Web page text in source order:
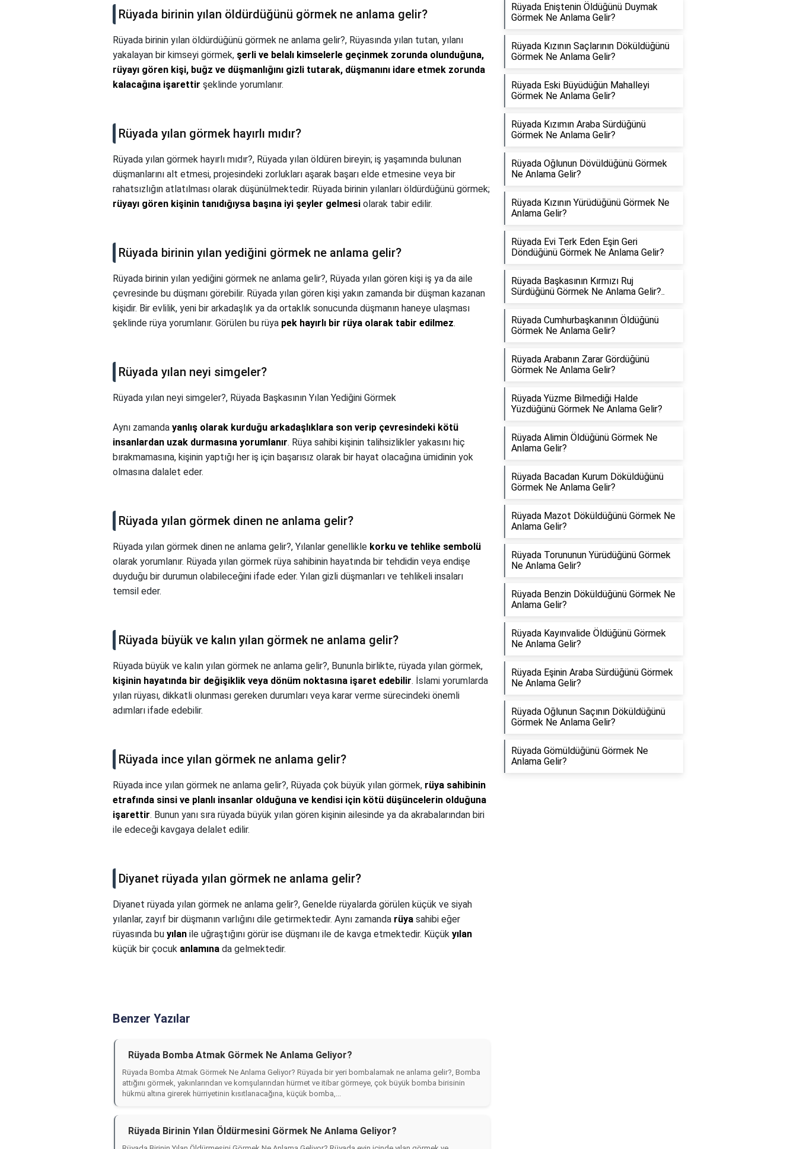
Rüyada birinin yılan öldürdüğünü görmek ne anlama gelir?
Rüyada birinin yılan öldürdüğünü görmek ne anlama gelir?, Rüyasında yılan tutan, yılanı
yakalayan bir kimseyi görmek, şerli ve belalı kimselerle geçinmek zorunda olunduğuna,
rüyayı gören kişi, buğz ve düşmanlığını gizli tutarak, düşmanını idare etmek zorunda
kalacağına işarettir şeklinde yorumlanır.
Rüyada yılan görmek hayırlı mıdır?
Rüyada yılan görmek hayırlı mıdır?, Rüyada yılan öldüren bireyin; iş yaşamında bulunan
düşmanlarını alt etmesi, projesindeki zorlukları aşarak başarı elde etmesine veya bir
rahatsızlığın atlatılması olarak düşünülmektedir. Rüyada birinin yılanları öldürdüğünü görmek;
rüyayı gören kişinin tanıdığıysa başına iyi şeyler gelmesi olarak tabir edilir.
Rüyada birinin yılan yediğini görmek ne anlama gelir?
Rüyada birinin yılan yediğini görmek ne anlama gelir?, Rüyada yılan gören kişi iş ya da aile
çevresinde bu düşmanı görebilir. Rüyada yılan gören kişi yakın zamanda bir düşman kazanan
kişidir. Bir evlilik, yeni bir arkadaşlık ya da ortaklık sonucunda düşmanın haneye ulaşması
şeklinde rüya yorumlanır. Görülen bu rüya pek hayırlı bir rüya olarak tabir edilmez.
Rüyada yılan neyi simgeler?
Rüyada yılan neyi simgeler?, Rüyada Başkasının Yılan Yediğini Görmek
Aynı zamanda yanlış olarak kurduğu arkadaşlıklara son verip çevresindeki kötü
insanlardan uzak durmasına yorumlanır. Rüya sahibi kişinin talihsizlikler yakasını hiç
bırakmamasına, kişinin yaptığı her iş için başarısız olarak bir hayat olacağına ümidinin yok
olmasına dalalet eder.
Rüyada yılan görmek dinen ne anlama gelir?
Rüyada yılan görmek dinen ne anlama gelir?, Yılanlar genellikle korku ve tehlike sembolü
olarak yorumlanır. Rüyada yılan görmek rüya sahibinin hayatında bir tehdidin veya endişe
duyduğu bir durumun olabileceğini ifade eder. Yılan gizli düşmanları ve tehlikeli insaları
temsil eder.
Rüyada büyük ve kalın yılan görmek ne anlama gelir?
Rüyada büyük ve kalın yılan görmek ne anlama gelir?, Bununla birlikte, rüyada yılan görmek,
kişinin hayatında bir değişiklik veya dönüm noktasına işaret edebilir. İslami yorumlarda
yılan rüyası, dikkatli olunması gereken durumları veya karar verme sürecindeki önemli
adımları ifade edebilir.
Rüyada ince yılan görmek ne anlama gelir?
Rüyada ince yılan görmek ne anlama gelir?, Rüyada çok büyük yılan görmek, rüya sahibinin
etrafında sinsi ve planlı insanlar olduğuna ve kendisi için kötü düşüncelerin olduğuna
işarettir. Bunun yanı sıra rüyada büyük yılan gören kişinin ailesinde ya da akrabalarından biri
ile edeceği kavgaya delalet edilir.
Diyanet rüyada yılan görmek ne anlama gelir?
Diyanet rüyada yılan görmek ne anlama gelir?, Genelde rüyalarda görülen küçük ve siyah
yılanlar, zayıf bir düşmanın varlığını dile getirmektedir. Aynı zamanda rüya sahibi eğer
rüyasında bu yılan ile uğraştığını görür ise düşmanı ile de kavga etmektedir. Küçük yılan
küçük bir çocuk anlamına da gelmektedir.
Benzer Yazılar
Rüyada Bomba Atmak Görmek Ne Anlama Geliyor?
Rüyada Bomba Atmak Görmek Ne Anlama Geliyor? Rüyada bir yeri bombalamak ne anlama gelir?, Bomba
attığını görmek, yakınlarından ve komşularından hürmet ve itibar görmeye, çok büyük bomba birisinin
hükmü altına girerek hürriyetinin kısıtlanacağına, küçük bomba,...
Rüyada Birinin Yılan Öldürmesini Görmek Ne Anlama Geliyor?
Rüyada Eniştenin Öldüğünü Duymak
Görmek Ne Anlama Gelir?
Rüyada Kızının Saçlarının Döküldüğünü
Görmek Ne Anlama Gelir?
Rüyada Eski Büyüdüğün Mahalleyi
Görmek Ne Anlama Gelir?
Rüyada Kızımın Araba Sürdüğünü
Görmek Ne Anlama Gelir?
Rüyada Oğlunun Dövüldüğünü Görmek
Ne Anlama Gelir?
Rüyada Kızının Yürüdüğünü Görmek Ne
Anlama Gelir?
Rüyada Evi Terk Eden Eşin Geri
Döndüğünü Görmek Ne Anlama Gelir?
Rüyada Başkasının Kırmızı Ruj
Sürdüğünü Görmek Ne Anlama Gelir?..
Rüyada Cumhurbaşkanının Öldüğünü
Görmek Ne Anlama Gelir?
Rüyada Arabanın Zarar Gördüğünü
Görmek Ne Anlama Gelir?
Rüyada Yüzme Bilmediği Halde
Yüzdüğünü Görmek Ne Anlama Gelir?
Rüyada Alimin Öldüğünü Görmek Ne
Anlama Gelir?
Rüyada Bacadan Kurum Döküldüğünü
Görmek Ne Anlama Gelir?
Rüyada Mazot Döküldüğünü Görmek Ne
Anlama Gelir?
Rüyada Torununun Yürüdüğünü Görmek
Ne Anlama Gelir?
Rüyada Benzin Döküldüğünü Görmek Ne
Anlama Gelir?
Rüyada Kayınvalide Öldüğünü Görmek
Ne Anlama Gelir?
Rüyada Eşinin Araba Sürdüğünü Görmek
Ne Anlama Gelir?
Rüyada Oğlunun Saçının Döküldüğünü
Görmek Ne Anlama Gelir?
Rüyada Gömüldüğünü Görmek Ne
Anlama Gelir?